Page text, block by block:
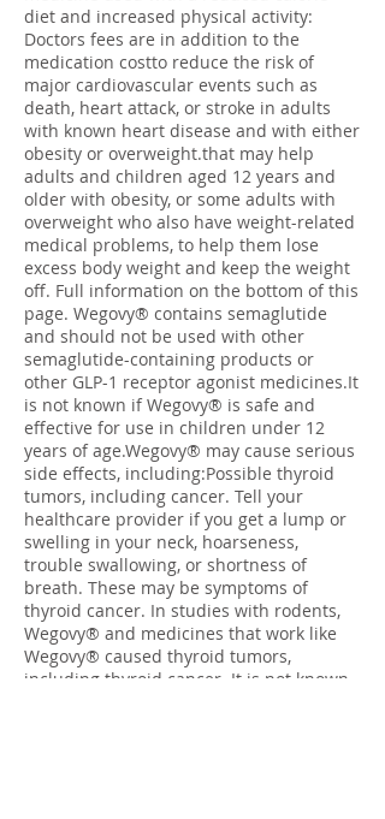
diet and increased physical activity:
Doctors fees are in addition to the
medication costto reduce the risk of
major cardiovascular events such as
death, heart attack, or stroke in adults
with known heart disease and with either
obesity or overweight.that may help
adults and children aged 12 years and
older with obesity, or some adults with
overweight who also have weight-related
medical problems, to help them lose
excess body weight and keep the weight
off. Full information on the bottom of this
page. Wegovy® contains semaglutide
and should not be used with other
semaglutide-containing products or
other GLP-1 receptor agonist medicines.It
is not known if Wegovy® is safe and
effective for use in children under 12
years of age.Wegovy® may cause serious
side effects, including:Possible thyroid
tumors, including cancer. Tell your
healthcare provider if you get a lump or
swelling in your neck, hoarseness,
trouble swallowing, or shortness of
breath. These may be symptoms of
thyroid cancer. In studies with rodents,
Wegovy® and medicines that work like
Wegovy® caused thyroid tumors,
including thyroid cancer. It is not known